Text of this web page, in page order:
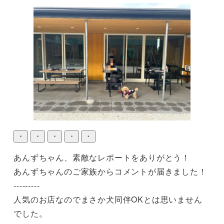
・ ・ ・ ・ ・
あんずちゃん、素敵なレポートをありがとう！
あんずちゃんのご家族からコメントが届きました！
---------
人気のお店なのでまさか犬同伴OKとは思いません
でした。